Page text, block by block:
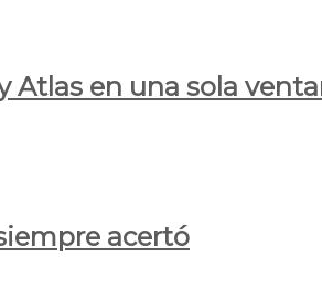
Atlas en una sola
acertó